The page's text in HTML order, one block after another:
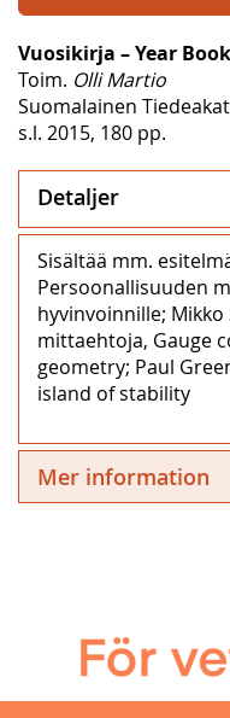
Vuosikirja – Year
Toim. Olli Martio
Suomalainen
s.l. 2015, 180 pp.
Detaljer
Sisältää mm.
Persoonallisuuden
hyvinvoinnille;
mittaehtoja, Gauge
geometry; Paul
island of stability
Mer information